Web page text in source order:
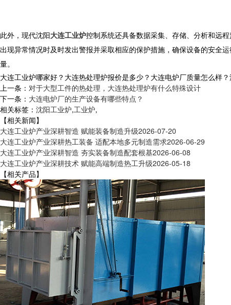
此外，现代沈阳大连工业炉控制系统还具备数据采集、存储、分析和远
出现异常情况时及时发出警报并采取相应的保护措施，确保设备的安全
量。
大连工业炉哪家好？大连热处理炉报价是多少？大连电炉厂质量怎么样
上一条： 对于大型工件的热处理，大连热处理炉有什么特殊设计
下一条： 大连电炉厂的生产设备有哪些特点？
相关标签： 沈阳工业炉,工业炉,
【相关新闻】
大连工业炉产业深耕智造 赋能装备制造升级2026-07-20
大连工业炉产业深耕热工装备 适配本地多元制造需求2026-06-29
大连工业炉产业深耕智造 夯实装备制造配套根基2026-06-08
大连工业炉产业深耕技术 赋能高端制造热工升级2026-05-18
【相关产品】